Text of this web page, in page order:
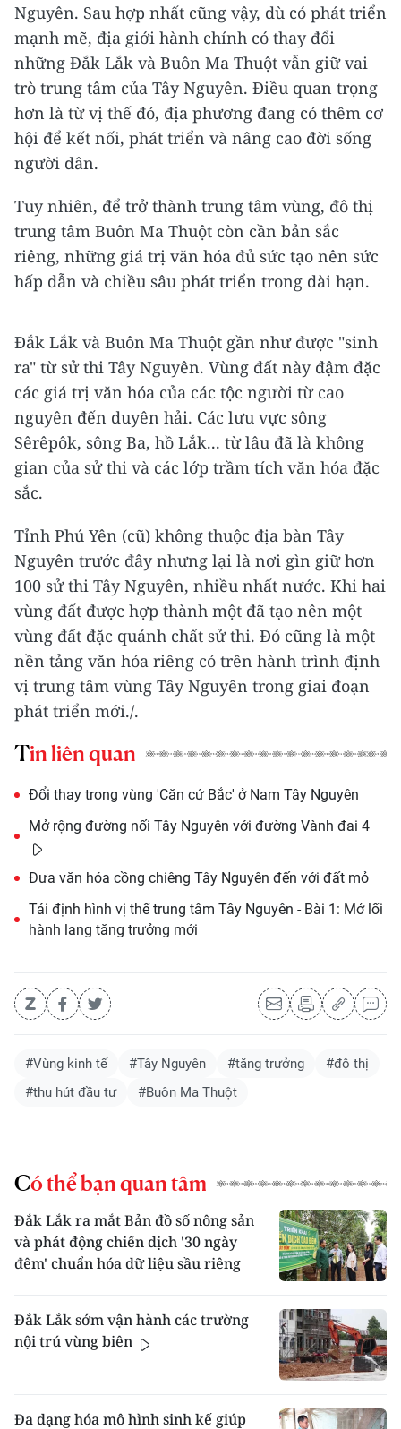
Nguyên. Sau hợp nhất cũng vậy, dù có phát triển
mạnh mẽ, địa giới hành chính có thay đổi
những Đắk Lắk và Buôn Ma Thuột vẫn giữ vai
trò trung tâm của Tây Nguyên. Điều quan trọng
hơn là từ vị thế đó, địa phương đang có thêm cơ
hội để kết nối, phát triển và nâng cao đời sống
người dân.
Tuy nhiên, để trở thành trung tâm vùng, đô thị
trung tâm Buôn Ma Thuột còn cần bản sắc
riêng, những giá trị văn hóa đủ sức tạo nên sức
hấp dẫn và chiều sâu phát triển trong dài hạn.
Đắk Lắk và Buôn Ma Thuột gần như được "sinh
ra" từ sử thi Tây Nguyên. Vùng đất này đậm đặc
các giá trị văn hóa của các tộc người từ cao
nguyên đến duyên hải. Các lưu vực sông
Sêrêpôk, sông Ba, hồ Lắk... từ lâu đã là không
gian của sử thi và các lớp trầm tích văn hóa đặc
sắc.
Tỉnh Phú Yên (cũ) không thuộc địa bàn Tây
Nguyên trước đây nhưng lại là nơi gìn giữ hơn
100 sử thi Tây Nguyên, nhiều nhất nước. Khi hai
vùng đất được hợp thành một đã tạo nên một
vùng đất đặc quánh chất sử thi. Đó cũng là một
nền tảng văn hóa riêng có trên hành trình định
vị trung tâm vùng Tây Nguyên trong giai đoạn
phát triển mới./.
Tin liên quan
Đổi thay trong vùng 'Căn cứ Bắc' ở Nam Tây Nguyên
Mở rộng đường nối Tây Nguyên với đường Vành đai 4
Đưa văn hóa cồng chiêng Tây Nguyên đến với đất mỏ
Tái định hình vị thế trung tâm Tây Nguyên - Bài 1: Mở lối
hành lang tăng trưởng mới
#Vùng kinh tế #Tây Nguyên #tăng trưởng
#đô thị
#thu hút đầu tư
#Buôn Ma Thuột
Có thể bạn quan tâm
Đắk Lắk ra mắt Bản đồ số nông sản
và phát động chiến dịch '30 ngày
đêm' chuẩn hóa dữ liệu sầu riêng
Đắk Lắk sớm vận hành các trường
nội trú vùng biên
Đa dạng hóa mô hình sinh kế giúp